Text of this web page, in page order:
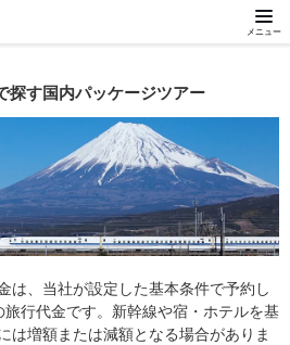
メニュー
探す国内パッケージツアー
は、当社が設定した基本条件で予約し
行代金です。新幹線や宿・ホテルを基
は増額または減額となる場合がありま